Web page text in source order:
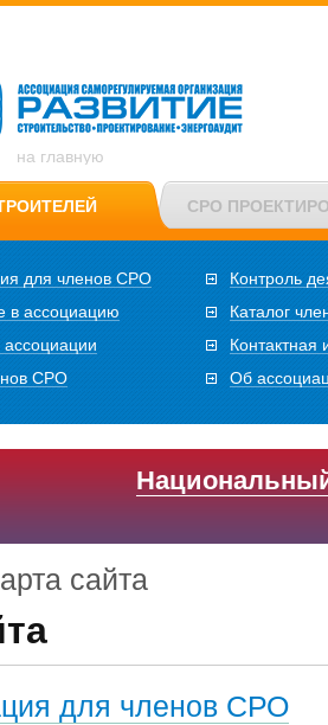
на главную
СРО
для членов СРО
в ассоциацию
СРО
Контроль
Каталог
Об
сайта
для членов СРО